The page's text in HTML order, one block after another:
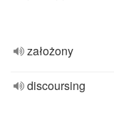
założony
discoursing